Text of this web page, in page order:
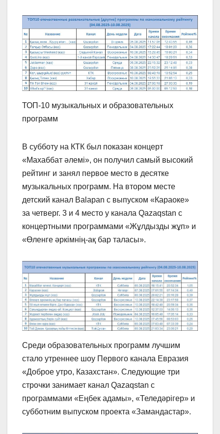
ТОП-10 музыкальных и образовательных
программ
В субботу на КТК был показан концерт
«Махаббат әлемі», он получил самый высокий
рейтинг и занял первое место в десятке
музыкальных программ. На втором месте
детский канал Balapan с выпуском «Караоке»
за четверг. 3 и 4 место у канала Qazaqstan с
концертными программами «Жұлдызды жұп» и
«Өленге әркімнің-ақ бар таласы».
Среди образовательных программ лучшим
стало утреннее шоу Первого канала Евразия
«Доброе утро, Казахстан». Следующие три
строчки занимает канал Qazaqstan с
программами «Еңбек адамы», «Теледәрігер» и
субботним выпуском проекта «Замандастар».